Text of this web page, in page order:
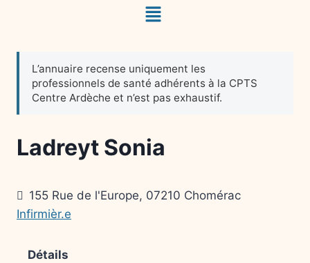
Ladreyt Sonia
155 Rue de l'Europe, 07210 Chomérac
Infirmièr.e
Détails